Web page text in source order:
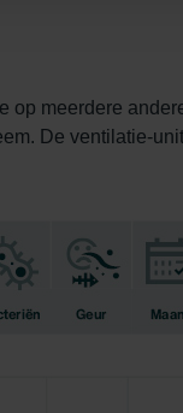
op meerdere
De ventilatie-